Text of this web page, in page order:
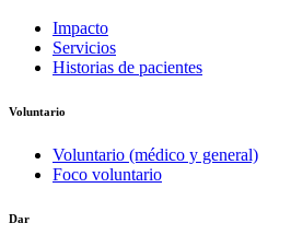
Impacto
Servicios
Historias de pacientes
Voluntario
Voluntario (médico y general)
Foco voluntario
Dar